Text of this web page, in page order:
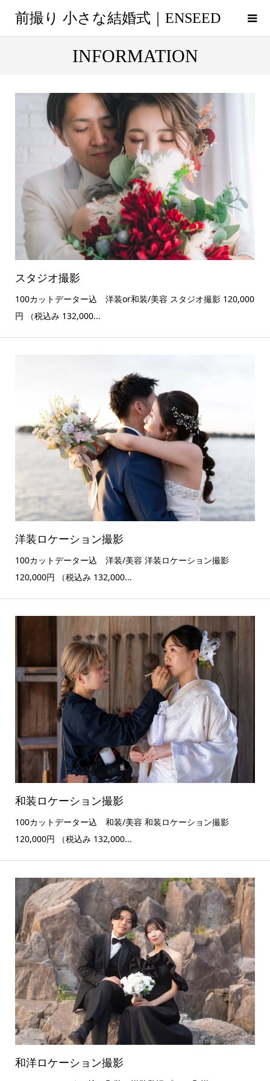
前撮り 小さな結婚式｜ENSEED
INFORMATION
スタジオ撮影
100カットデーター込 洋装or和装/美容 スタジオ撮影 120,000
円 （税込み 132,000...
洋装ロケーション撮影
100カットデーター込 洋装/美容 洋装ロケーション撮影
120,000円 （税込み 132,000...
和装ロケーション撮影
100カットデーター込 和装/美容 和装ロケーション撮影
120,000円 （税込み 132,000...
和洋ロケーション撮影